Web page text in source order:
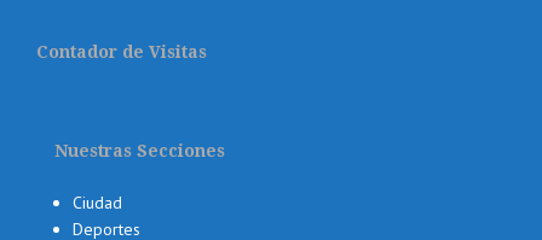
Contador de Visitas
Nuestras Secciones
Ciudad
Deportes